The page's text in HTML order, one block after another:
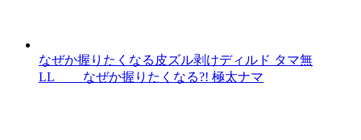
なぜか握りたくなる皮ズル剥けディルド タマ無
LL なぜか握りたくなる?! 極太ナマ